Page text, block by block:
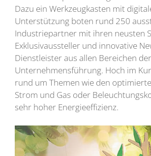
Dazu ein Werkzeugkasten mit
Unterstützung boten rund 250
Industriepartner mit ihren neusten
Exklusivaussteller und innovative
Dienstleister aus allen Bereichen
Unternehmensführung. Hoch im
rund um Themen wie den
Strom und Gas oder
sehr hoher Energieeffizienz.